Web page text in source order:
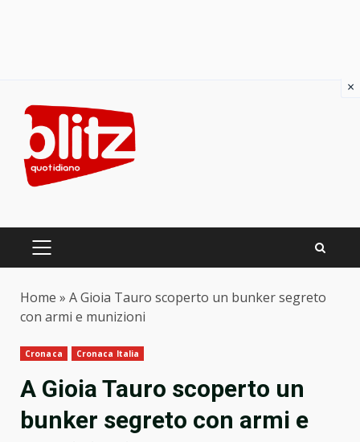
content
PRIMARY
Home » A Gioia Tauro scoperto un bunker segreto
con armi e munizioni
Cronaca Cronaca Italia
A Gioia Tauro scoperto un
bunker segreto con armi e
×